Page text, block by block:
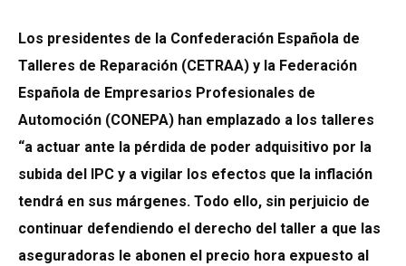
Los presidentes de la Confederación Española de
Talleres de Reparación (CETRAA) y la Federación
Española de Empresarios Profesionales de
Automoción (CONEPA) han emplazado a los talleres
“a actuar ante la pérdida de poder adquisitivo por la
subida del IPC y a vigilar los efectos que la inflación
tendrá en sus márgenes. Todo ello, sin perjuicio de
continuar defendiendo el derecho del taller a que las
aseguradoras le abonen el precio hora expuesto al